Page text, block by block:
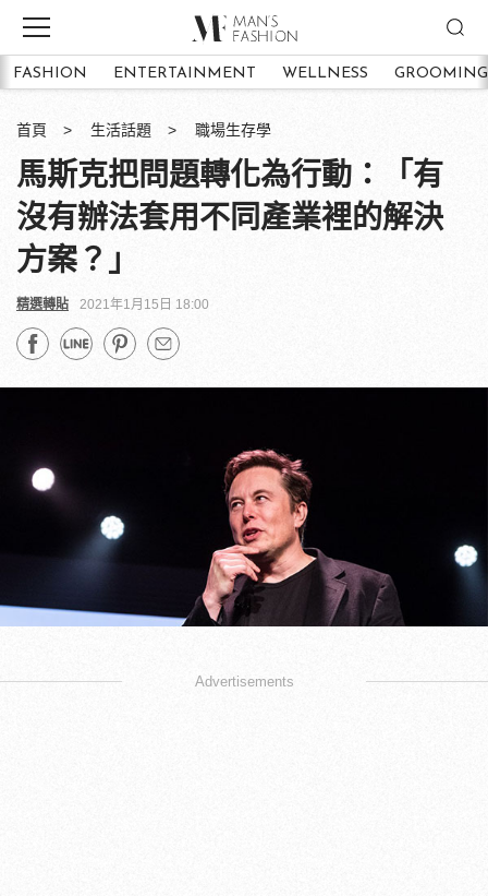
FASHION ENTERTAINMENT WELLNESS GROOMING
首頁 生活話題 職場生存學
馬斯克把問題轉化為行動：「有
沒有辦法套用不同產業裡的解決
方案？」
精選轉貼 2021年1月15日 18:00
Advertisements